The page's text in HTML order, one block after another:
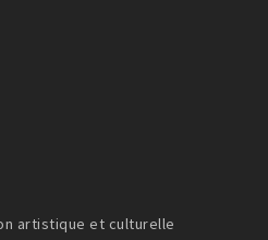
artistique et culturelle